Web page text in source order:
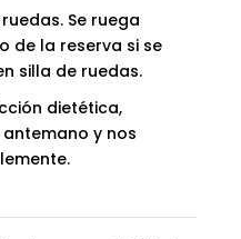
Se ruega
de la reserva si se
silla de ruedas.
dietética,
y nos